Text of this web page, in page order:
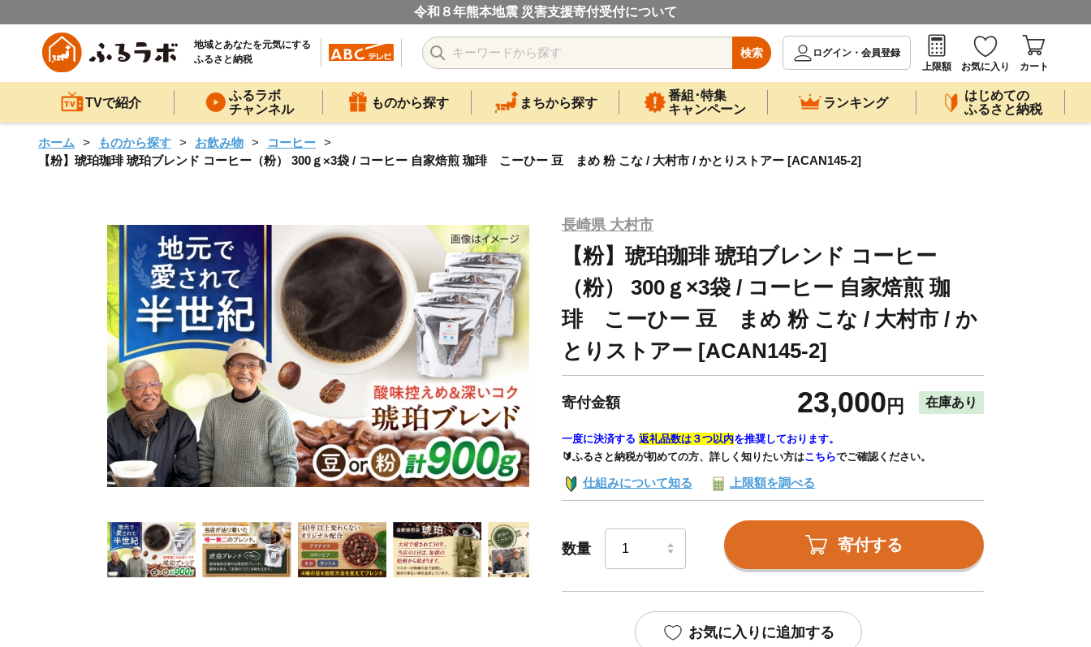
令和８年熊本地震 災害支援寄付受付について
地域とあなたを元気にする
ふるさと納税
検索
ログイン・会員登録
上限額
お気に入り カート
TVで紹介
ふるラボ
チャンネル
ものから探す まちから探す
番組･特集
キャンペーン
ランキング
はじめての
ふるさと納税
ホーム ものから探す お飲み物
コーヒー
【粉】琥珀珈琲 琥珀ブレンド コーヒー（粉） 300ｇ×3袋 / コーヒー 自家焙煎 珈琲 こーひー 豆 まめ 粉 こな / 大村市 / かとりストアー [ACAN145-2]
長崎県 大村市
【粉】琥珀珈琲 琥珀ブレンド コーヒー
（粉） 300ｇ×3袋 / コーヒー 自家焙煎 珈
琲 こーひー 豆 まめ 粉 こな / 大村市 / か
とりストアー [ACAN145-2]
寄付金額 23,000 円 在庫あり
一度に決済する 返礼品数は３つ以内を推奨しております。
🔰ふるさと納税が初めての方、詳しく知りたい方はこちらでご確認ください。
仕組みについて知る 上限額を調べる
数量 寄付する
お気に入りに追加する